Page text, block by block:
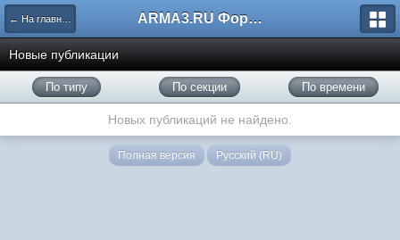
← На главную ARMA3.RU Форум
Новые публикации
По типу По секции По времени
Новых публикаций не найдено.
Полная версия Русский (RU)